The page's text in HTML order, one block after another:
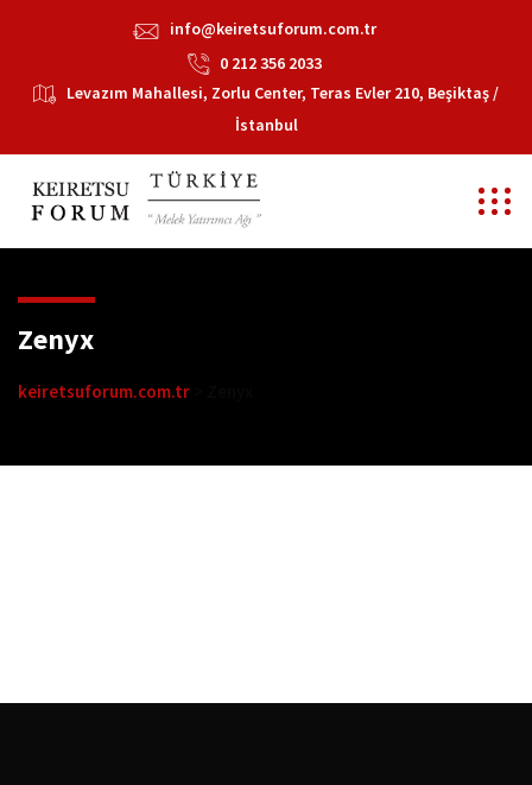
info@keiretsuforum.com.tr
0 212 356 2033
Levazım Mahallesi, Zorlu Center, Teras Evler 210, Beşiktaş /
İstanbul
Zenyx
keiretsuforum.com.tr